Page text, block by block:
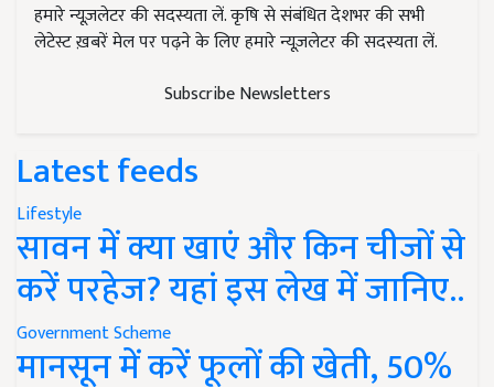
हमारे न्यूज़लेटर की सदस्यता लें. कृषि से संबंधित देशभर की सभी
लेटेस्ट ख़बरें मेल पर पढ़ने के लिए हमारे न्यूज़लेटर की सदस्यता लें.
Subscribe Newsletters
Latest feeds
Lifestyle
सावन में क्या खाएं और किन चीजों से
करें परहेज? यहां इस लेख में जानिए..
Government Scheme
मानसून में करें फूलों की खेती, 50%